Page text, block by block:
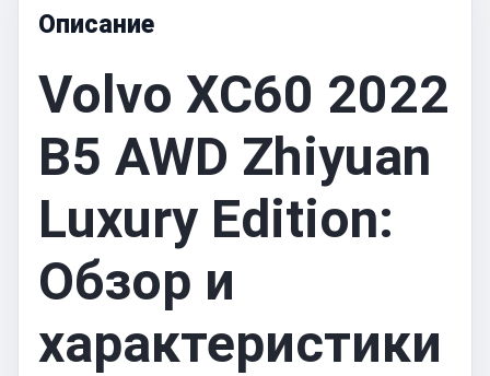
Описание
Volvo XC60 2022
B5 AWD Zhiyuan
Luxury Edition:
Обзор и
характеристики